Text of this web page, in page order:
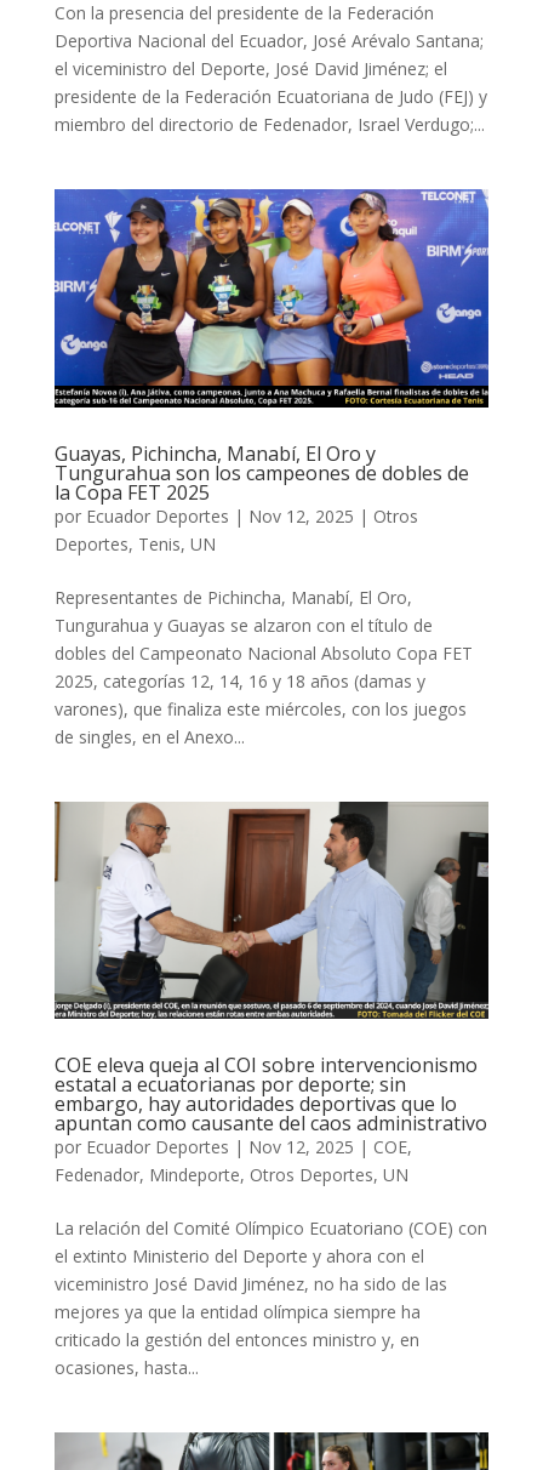
Con la presencia del presidente de la Federación
Deportiva Nacional del Ecuador, José Arévalo Santana;
el viceministro del Deporte, José David Jiménez; el
presidente de la Federación Ecuatoriana de Judo (FEJ) y
miembro del directorio de Fedenador, Israel Verdugo;...
Guayas, Pichincha, Manabí, El Oro y
Tungurahua son los campeones de dobles de
la Copa FET 2025
por Ecuador Deportes | Nov 12, 2025 | Otros
Deportes, Tenis, UN
Representantes de Pichincha, Manabí, El Oro,
Tungurahua y Guayas se alzaron con el título de
dobles del Campeonato Nacional Absoluto Copa FET
2025, categorías 12, 14, 16 y 18 años (damas y
varones), que finaliza este miércoles, con los juegos
de singles, en el Anexo...
COE eleva queja al COI sobre intervencionismo
estatal a ecuatorianas por deporte; sin
embargo, hay autoridades deportivas que lo
apuntan como causante del caos administrativo
por Ecuador Deportes | Nov 12, 2025 | COE,
Fedenador, Mindeporte, Otros Deportes, UN
La relación del Comité Olímpico Ecuatoriano (COE) con
el extinto Ministerio del Deporte y ahora con el
viceministro José David Jiménez, no ha sido de las
mejores ya que la entidad olímpica siempre ha
criticado la gestión del entonces ministro y, en
ocasiones, hasta...